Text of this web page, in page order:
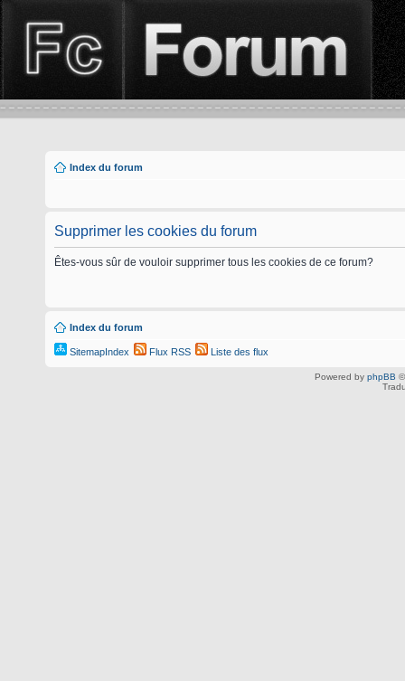
Index du forum
Supprimer les cookies du forum
Êtes-vous sûr de vouloir supprimer tous les cookies de ce forum?
Index du forum
SitemapIndex Flux RSS Liste des flux
Powered by phpBB